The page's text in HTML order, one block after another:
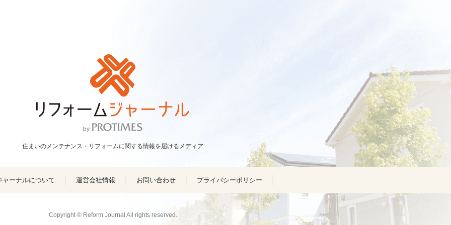
住まいのメンテナンス・リフォームに関する情報を届けるメディア
ャーナルについて 運営会社情報 お問い合わせ プライバシーポリシー
Copyright © Reform Journal All rights reserved.